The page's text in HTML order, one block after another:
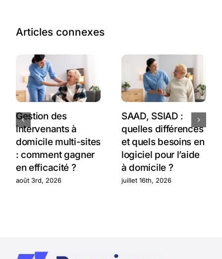
Articles connexes
Gestion des
intervenants à
domicile multi-sites
: comment gagner
en efficacité ?
août 3rd, 2026
SAAD, SSIAD :
quelles différences
et quels besoins en
logiciel pour l’aide
à domicile ?
juillet 16th, 2026